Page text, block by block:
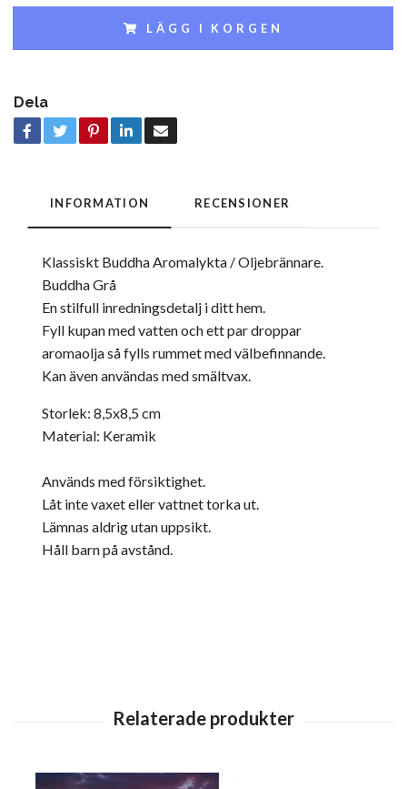
LÄGG I KORGEN
Dela
INFORMATION RECENSIONER
Klassiskt Buddha Aromalykta / Oljebrännare.
Buddha Grå
En stilfull inredningsdetalj i ditt hem.
Fyll kupan med vatten och ett par droppar
aromaolja så fylls rummet med välbefinnande.
Kan även användas med smältvax.
Storlek: 8,5x8,5 cm
Material: Keramik
Används med försiktighet.
Låt inte vaxet eller vattnet torka ut.
Lämnas aldrig utan uppsikt.
Håll barn på avstånd.